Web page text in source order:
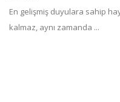
En gelişmiş duyulara sahip
kalmaz, aynı zamanda ...